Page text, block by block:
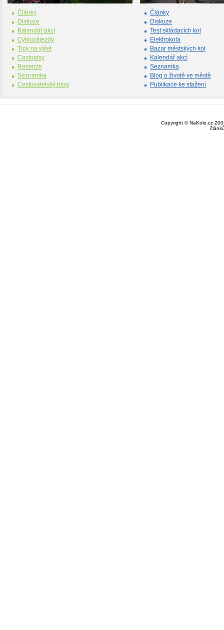
Články
Diskuze
Kalendář akcí
Cyklozájezdy
Tipy na výlet
Cestopisy
Recenze
Seznamka
Cestovatelský blog
Články
Diskuze
Test skládacích kol
Elektrokola
Bazar městských kol
Kalendář akcí
Seznamka
Blog o životě ve městě
Publikace ke stažení
Copyright © NaKole.cz